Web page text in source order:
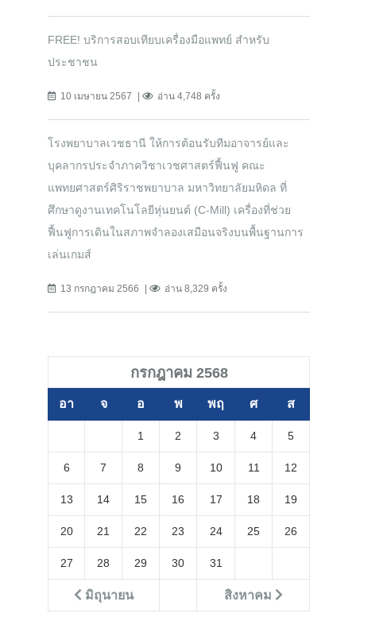
FREE! บริการสอบเทียบเครื่องมือแพทย์ สำหรับ
ประชาชน
10 เมษายน 2567 อ่าน 4,748 ครั้ง
โรงพยาบาลเวชธานี ให้การต้อนรับทีมอาจารย์และ
บุคลากรประจำภาควิชาเวชศาสตร์ฟื้นฟู คณะ
แพทยศาสตร์ศิริราชพยาบาล มหาวิทยาลัยมหิดล ที่
ศึกษาดูงานเทคโนโลยีหุ่นยนต์ (C-Mill) เครื่องที่ช่วย
ฟื้นฟูการเดินในสภาพจำลองเสมือนจริงบนพื้นฐานการ
เล่นเกมส์
13 กรกฎาคม 2566 อ่าน 8,329 ครั้ง
กรกฎาคม 2568
อา จ อ พ พฤ ศ ส
มิถุนายน สิงหาคม
1 2 3 4 5
6 7 8 9 10 11 12
13 14 15 16 17 18 19
20 21 22 23 24 25 26
27 28 29 30 31